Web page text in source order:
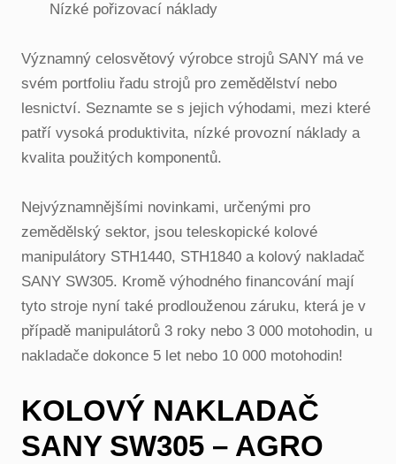
Nízké pořizovací náklady
Významný celosvětový výrobce strojů SANY má ve
svém portfoliu řadu strojů pro zemědělství nebo
lesnictví. Seznamte se s jejich výhodami, mezi které
patří vysoká produktivita, nízké provozní náklady a
kvalita použitých komponentů.
Nejvýznamnějšími novinkami, určenými pro
zemědělský sektor, jsou teleskopické kolové
manipulátory STH1440, STH1840 a kolový nakladač
SANY SW305. Kromě výhodného financování mají
tyto stroje nyní také prodlouženou záruku, která je v
případě manipulátorů 3 roky nebo 3 000 motohodin, u
nakladače dokonce 5 let nebo 10 000 motohodin!
KOLOVÝ NAKLADAČ
SANY SW305 – AGRO